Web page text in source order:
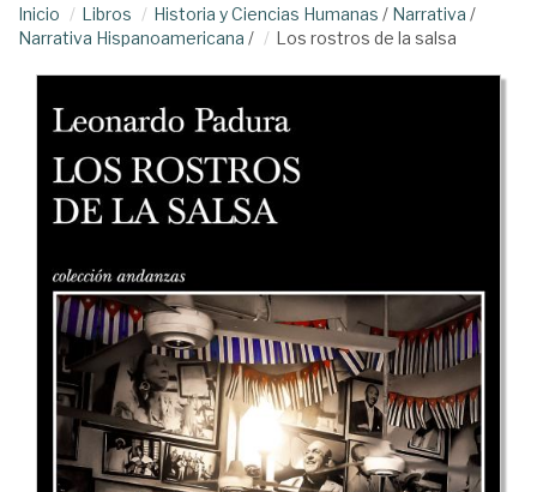
Inicio Libros Historia y Ciencias Humanas / Narrativa /
Narrativa Hispanoamericana / Los rostros de la salsa